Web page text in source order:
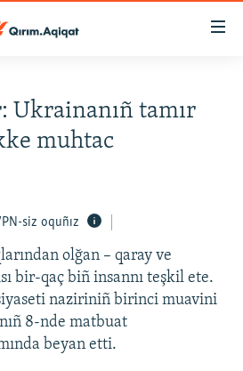
Ukrainanıñ tamır
muhtac
siz oquñız
olğan – qaray ve
bir-qaç biñ insannı teşkil ete.
naziriniñ birinci muavini
8-nde matbuat
beyan etti.